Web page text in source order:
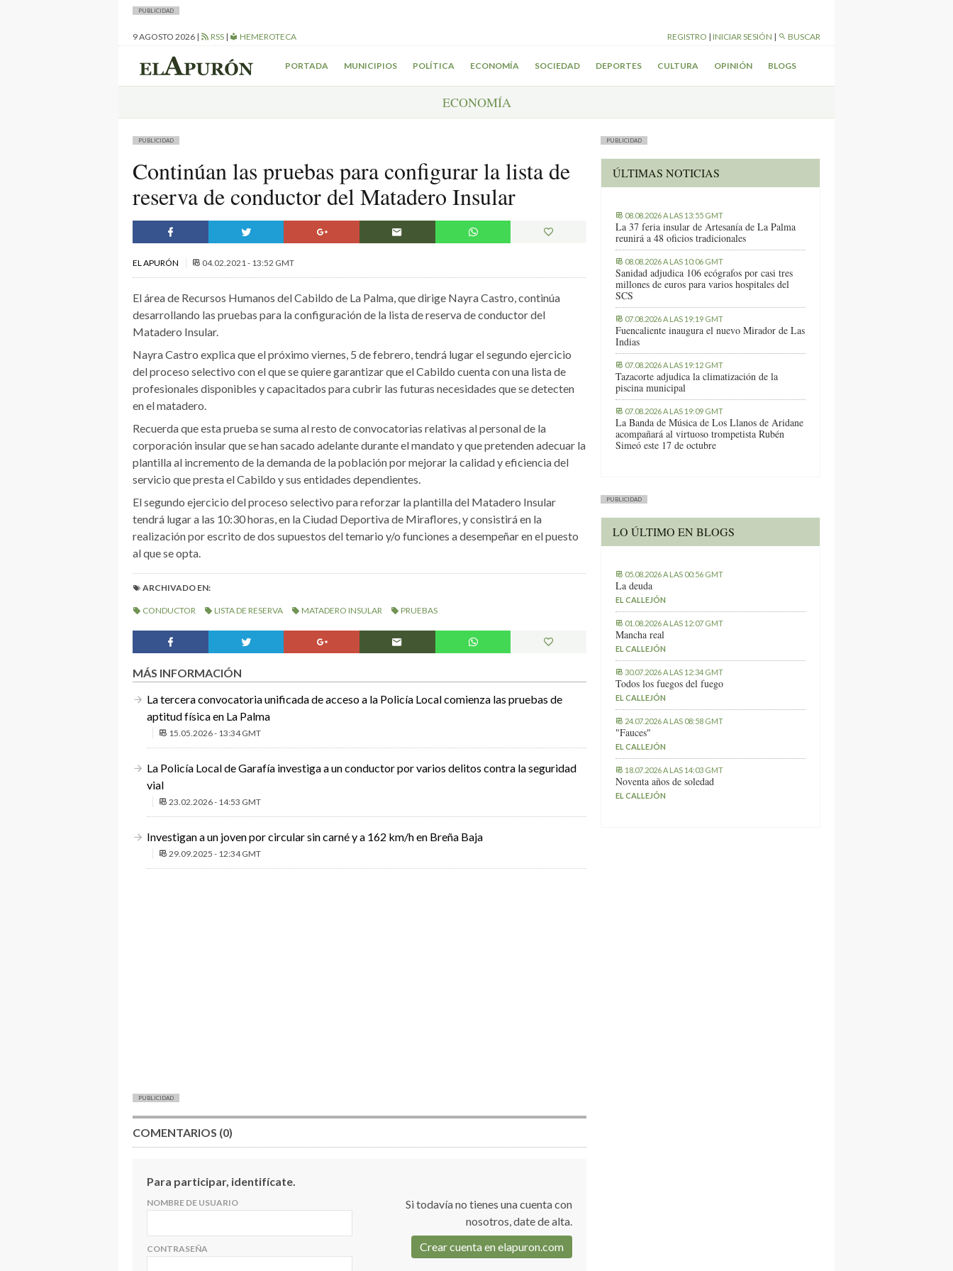
PUBLICIDAD
9 AGOSTO 2026 | RSS | HEMEROTECA REGISTRO | INICIAR SESIÓN | BUSCAR
PORTADA MUNICIPIOS POLÍTICA ECONOMÍA SOCIEDAD DEPORTES CULTURA OPINIÓN BLOGS
ECONOMÍA
PUBLICIDAD
Continúan las pruebas para configurar la lista de
reserva de conductor del Matadero Insular
EL APURÓN 04.02.2021 - 13:52 GMT
El área de Recursos Humanos del Cabildo de La Palma, que dirige Nayra Castro, continúa
desarrollando las pruebas para la configuración de la lista de reserva de conductor del
Matadero Insular.
Nayra Castro explica que el próximo viernes, 5 de febrero, tendrá lugar el segundo ejercicio
del proceso selectivo con el que se quiere garantizar que el Cabildo cuenta con una lista de
profesionales disponibles y capacitados para cubrir las futuras necesidades que se detecten
en el matadero.
Recuerda que esta prueba se suma al resto de convocatorias relativas al personal de la
corporación insular que se han sacado adelante durante el mandato y que pretenden adecuar la
plantilla al incremento de la demanda de la población por mejorar la calidad y eficiencia del
servicio que presta el Cabildo y sus entidades dependientes.
El segundo ejercicio del proceso selectivo para reforzar la plantilla del Matadero Insular
tendrá lugar a las 10:30 horas, en la Ciudad Deportiva de Miraflores, y consistirá en la
realización por escrito de dos supuestos del temario y/o funciones a desempeñar en el puesto
al que se opta.
ARCHIVADO EN:
CONDUCTOR LISTA DE RESERVA MATADERO INSULAR PRUEBAS
MÁS INFORMACIÓN
La tercera convocatoria unificada de acceso a la Policía Local comienza las pruebas de
aptitud física en La Palma
15.05.2026 - 13:34 GMT
La Policía Local de Garafía investiga a un conductor por varios delitos contra la seguridad
vial
23.02.2026 - 14:53 GMT
Investigan a un joven por circular sin carné y a 162 km/h en Breña Baja
29.09.2025 - 12:34 GMT
PUBLICIDAD
COMENTARIOS (0)
Para participar, identifícate.
NOMBRE DE USUARIO
CONTRASEÑA
Si todavía no tienes una cuenta con
nosotros, date de alta.
Crear cuenta en elapuron.com
PUBLICIDAD
ÚLTIMAS NOTICIAS
08.08.2026 A LAS 13:55 GMT
La 37 feria insular de Artesanía de La Palma
reunirá a 48 oficios tradicionales
08.08.2026 A LAS 10:06 GMT
Sanidad adjudica 106 ecógrafos por casi tres
millones de euros para varios hospitales del
SCS
07.08.2026 A LAS 19:19 GMT
Fuencaliente inaugura el nuevo Mirador de Las
Indias
07.08.2026 A LAS 19:12 GMT
Tazacorte adjudica la climatización de la
piscina municipal
07.08.2026 A LAS 19:09 GMT
La Banda de Música de Los Llanos de Aridane
acompañará al virtuoso trompetista Rubén
Simeó este 17 de octubre
PUBLICIDAD
LO ÚLTIMO EN BLOGS
05.08.2026 A LAS 00:56 GMT
La deuda
EL CALLEJÓN
01.08.2026 A LAS 12:07 GMT
Mancha real
EL CALLEJÓN
30.07.2026 A LAS 12:34 GMT
Todos los fuegos del fuego
EL CALLEJÓN
24.07.2026 A LAS 08:58 GMT
"Fauces"
EL CALLEJÓN
18.07.2026 A LAS 14:03 GMT
Noventa años de soledad
EL CALLEJÓN